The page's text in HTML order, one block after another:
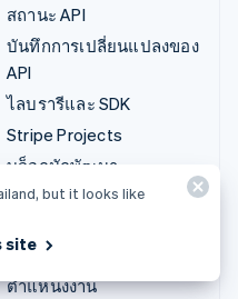
สถานะ API
บันทึกการเปลี่ยนแปลงของ
API
ไลบรารีและ SDK
Stripe Projects
บล็อกนักพัฒนา
แผนงานผลิตภัณฑ์
ตำแหน่งงาน
but it looks like
site